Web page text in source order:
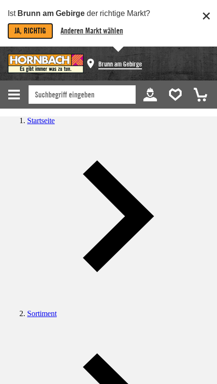
Ist Brunn am Gebirge der richtige Markt?
JA, RICHTIG Anderen Markt wählen
Brunn am Gebirge
Startseite
Sortiment